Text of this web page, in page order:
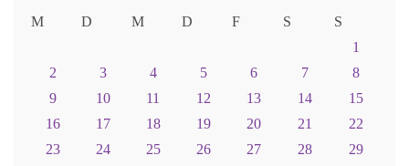
M
D M D F S
S
1
2
3 4 5 6 7
8
9
10 11 12 13 14
15
16
17 18 19 20 21
22
23
24 25 26 27 28
29